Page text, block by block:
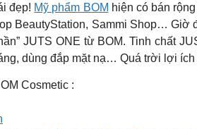
đẹp! Mỹ phẩm BOM hiện có bán
BeautyStation, Sammi Shop… Giờ
JUTS ONE từ BOM. Tinh chất
dùng đắp mặt nạ… Quá trời lợi
Cosmetic :